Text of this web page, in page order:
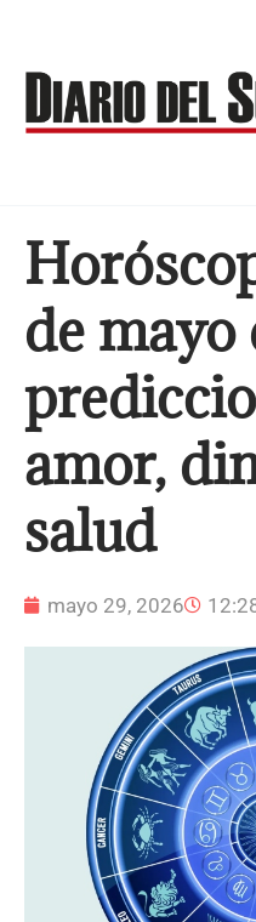
contenido
de mayo
amor,
salud
mayo 29, 2026